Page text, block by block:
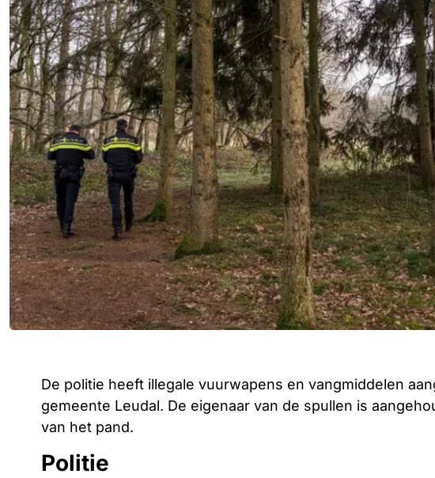
De politie heeft illegale vuurwapens en vangmiddelen
gemeente Leudal. De eigenaar van de spullen is
van het pand.
Politie